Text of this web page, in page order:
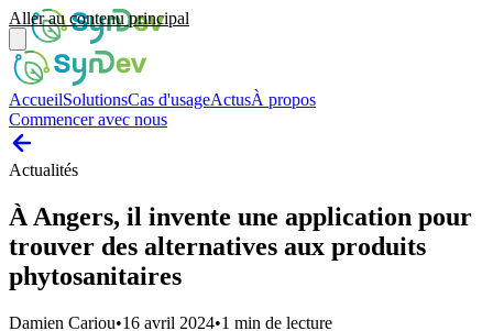
Aller au contenu principal
AccueilSolutionsCas d'usageActusÀ propos
Commencer avec nous
Actualités
À Angers, il invente une application pour
trouver des alternatives aux produits
phytosanitaires
Damien Cariou•16 avril 2024•1 min de lecture